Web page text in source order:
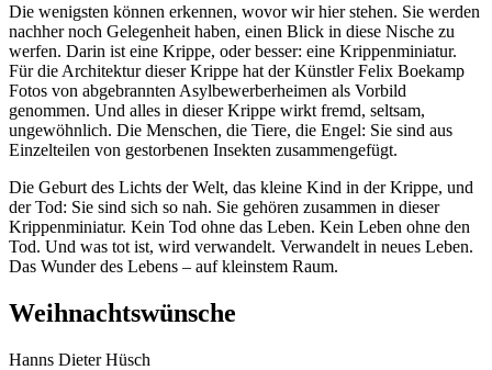
Die wenigsten können erkennen, wovor wir hier stehen. Sie werden
nachher noch Gelegenheit haben, einen Blick in diese Nische zu
werfen. Darin ist eine Krippe, oder besser: eine Krippenminiatur.
Für die Architektur dieser Krippe hat der Künstler Felix Boekamp
Fotos von abgebrannten Asylbewerberheimen als Vorbild
genommen. Und alles in dieser Krippe wirkt fremd, seltsam,
ungewöhnlich. Die Menschen, die Tiere, die Engel: Sie sind aus
Einzelteilen von gestorbenen Insekten zusammengefügt.
Die Geburt des Lichts der Welt, das kleine Kind in der Krippe, und
der Tod: Sie sind sich so nah. Sie gehören zusammen in dieser
Krippenminiatur. Kein Tod ohne das Leben. Kein Leben ohne den
Tod. Und was tot ist, wird verwandelt. Verwandelt in neues Leben.
Das Wunder des Lebens – auf kleinstem Raum.
Weihnachtswünsche
Hanns Dieter Hüsch